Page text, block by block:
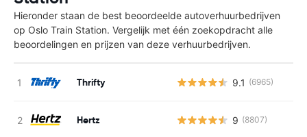
Hieronder staan de best beoordeelde autoverhuurbedrijven
op Oslo Train Station. Vergelijk met één zoekopdracht alle
beoordelingen en prijzen van deze verhuurbedrijven.
Thrifty 9.1 (6965)
Hertz 9 (8807)